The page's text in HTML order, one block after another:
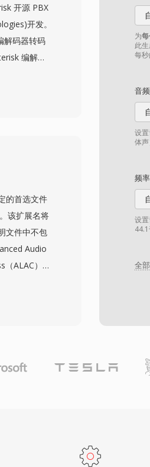
为
此
每秒
音
设
体声
频
设
全
开源 PBX
开发。
解码器转码
编解码
部、没有元
射即可使用
的首选文件
该扩展名将
文件中不包
Audio
ALAC）编
下提供比
的三大核
MP4原子